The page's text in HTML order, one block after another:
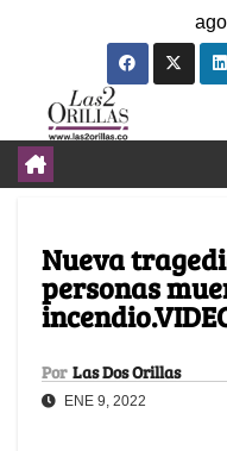
Nueva
personas
Por Las Dos Orillas
ENE 9, 2022